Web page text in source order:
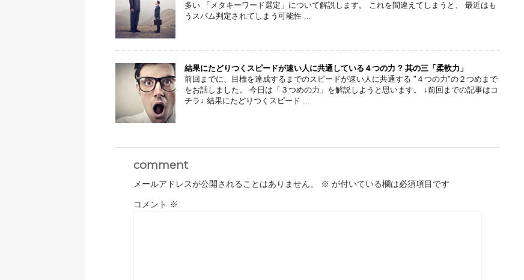
多い 「メタキーワード選定」について解説します。 これを間違えてしまうと、 最近はも
うスパム判定されてしまう可能性 ...
結果にたどりつくスピードが速い人に共通している４つの力 ? 其の三「柔軟力」
前回までに、目標を達成するまでのスピードが速い人に共通する "４つの力"の２つめまで
をお話しました。 今日は「３つめの力」を解説しようと思います。 ↓前回までの記事はコ
チラ↓ 結果にたどりつくスピード ...
comment
メールアドレスが公開されることはありません。 ※ が付いている欄は必須項目です
コメント ※